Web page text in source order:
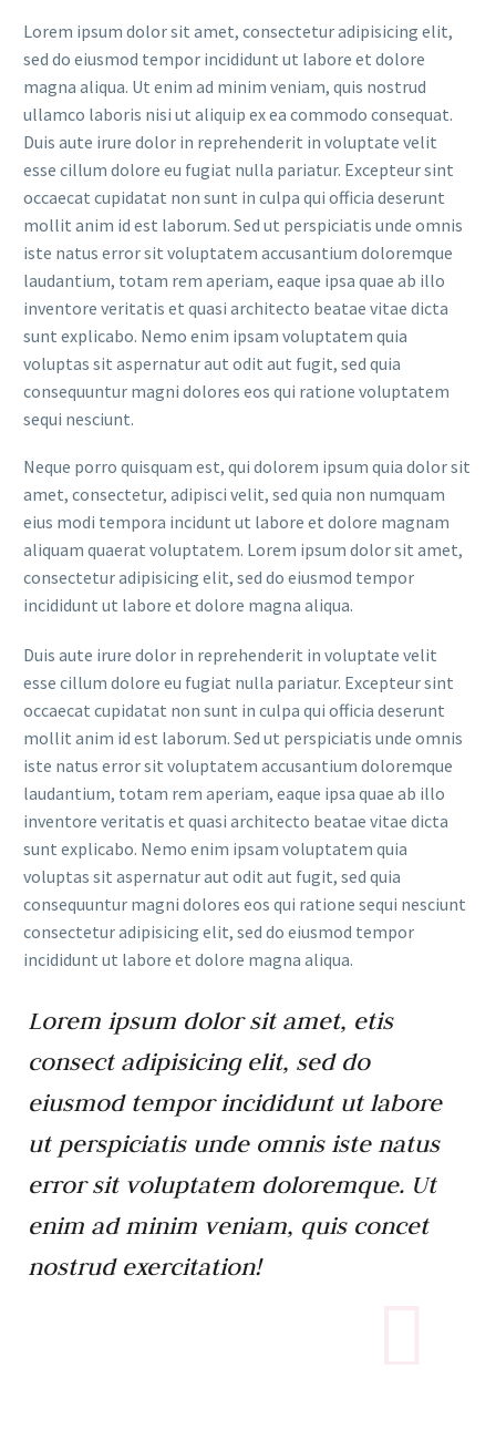
Lorem ipsum dolor sit amet, consectetur adipisicing elit,
sed do eiusmod tempor incididunt ut labore et dolore
magna aliqua. Ut enim ad minim veniam, quis nostrud
ullamco laboris nisi ut aliquip ex ea commodo consequat.
Duis aute irure dolor in reprehenderit in voluptate velit
esse cillum dolore eu fugiat nulla pariatur. Excepteur sint
occaecat cupidatat non sunt in culpa qui officia deserunt
mollit anim id est laborum. Sed ut perspiciatis unde omnis
iste natus error sit voluptatem accusantium doloremque
laudantium, totam rem aperiam, eaque ipsa quae ab illo
inventore veritatis et quasi architecto beatae vitae dicta
sunt explicabo. Nemo enim ipsam voluptatem quia
voluptas sit aspernatur aut odit aut fugit, sed quia
consequuntur magni dolores eos qui ratione voluptatem
sequi nesciunt.
Neque porro quisquam est, qui dolorem ipsum quia dolor sit
amet, consectetur, adipisci velit, sed quia non numquam
eius modi tempora incidunt ut labore et dolore magnam
aliquam quaerat voluptatem. Lorem ipsum dolor sit amet,
consectetur adipisicing elit, sed do eiusmod tempor
incididunt ut labore et dolore magna aliqua.
Duis aute irure dolor in reprehenderit in voluptate velit
esse cillum dolore eu fugiat nulla pariatur. Excepteur sint
occaecat cupidatat non sunt in culpa qui officia deserunt
mollit anim id est laborum. Sed ut perspiciatis unde omnis
iste natus error sit voluptatem accusantium doloremque
laudantium, totam rem aperiam, eaque ipsa quae ab illo
inventore veritatis et quasi architecto beatae vitae dicta
sunt explicabo. Nemo enim ipsam voluptatem quia
voluptas sit aspernatur aut odit aut fugit, sed quia
consequuntur magni dolores eos qui ratione sequi nesciunt
consectetur adipisicing elit, sed do eiusmod tempor
incididunt ut labore et dolore magna aliqua.
Lorem ipsum dolor sit amet, etis
consect adipisicing elit, sed do
eiusmod tempor incididunt ut labore
ut perspiciatis unde omnis iste natus
error sit voluptatem doloremque. Ut
enim ad minim veniam, quis concet
nostrud exercitation!